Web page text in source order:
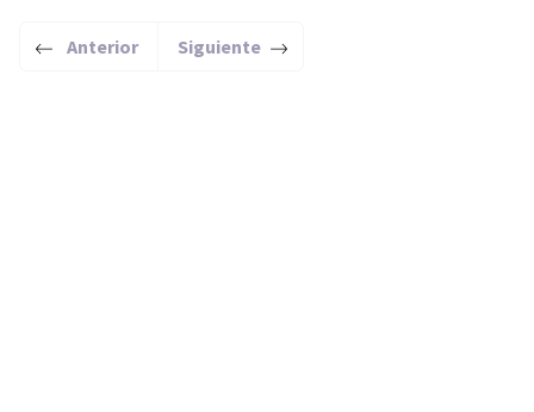
Anterior Siguiente